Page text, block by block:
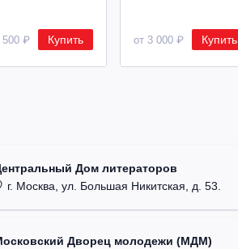
500 ₽ Купить от 3 000 ₽ Купить
Дом литераторов
г. Москва, ул. Большая Никитская, д. 53.
Дворец молодежи (МДМ)